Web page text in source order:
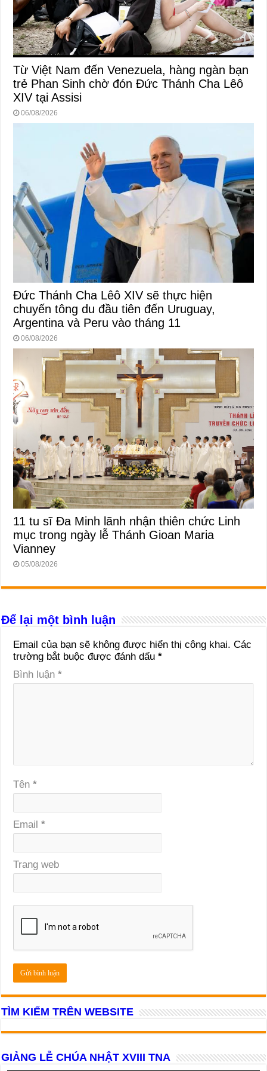
Từ Việt Nam đến Venezuela, hàng ngàn bạn
trẻ Phan Sinh chờ đón Đức Thánh Cha Lêô
XIV tại Assisi
06/08/2026
Đức Thánh Cha Lêô XIV sẽ thực hiện
chuyến tông du đầu tiên đến Uruguay,
Argentina và Peru vào tháng 11
06/08/2026
11 tu sĩ Đa Minh lãnh nhận thiên chức Linh
mục trong ngày lễ Thánh Gioan Maria
Vianney
05/08/2026
Để lại một bình luận
Email của bạn sẽ không được hiển thị công khai. Các
trường bắt buộc được đánh dấu*
Bình luận*
Tên*
Email*
Trang web
TÌM KIẾM TRÊN WEBSITE
GIẢNG LỄ CHÚA NHẬT XVIII TNA